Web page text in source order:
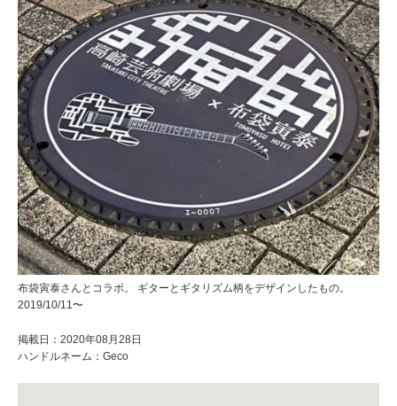
布袋寅泰さんとコラボ。 ギターとギタリズム柄をデザインしたもの。
2019/10/11〜
掲載日：2020年08月28日
ハンドルネーム：Geco